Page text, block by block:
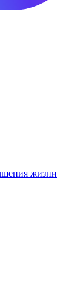
жизни